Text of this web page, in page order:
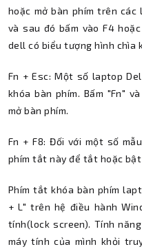
hoặc mở bàn phím trên các
và sau đó bấm vào F4
dell có biểu tượng hình chìa
Fn + Esc: Một số laptop
khóa bàn phím. Bấm "Fn"
mở bàn phím.
Fn + F8: Đối với một số
phím tắt này để tắt hoặc bật
Phím tắt khóa bàn phím
+ L" trên hệ điều hành
tính(lock screen). Tính
máy tính của mình khỏi